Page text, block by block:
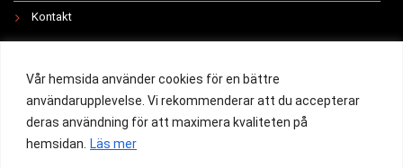
Vår hemsida använder cookies för en bättre
användarupplevelse. Vi rekommenderar att du accepterar
deras användning för att maximera kvaliteten på
hemsidan. Läs mer
Kontakt